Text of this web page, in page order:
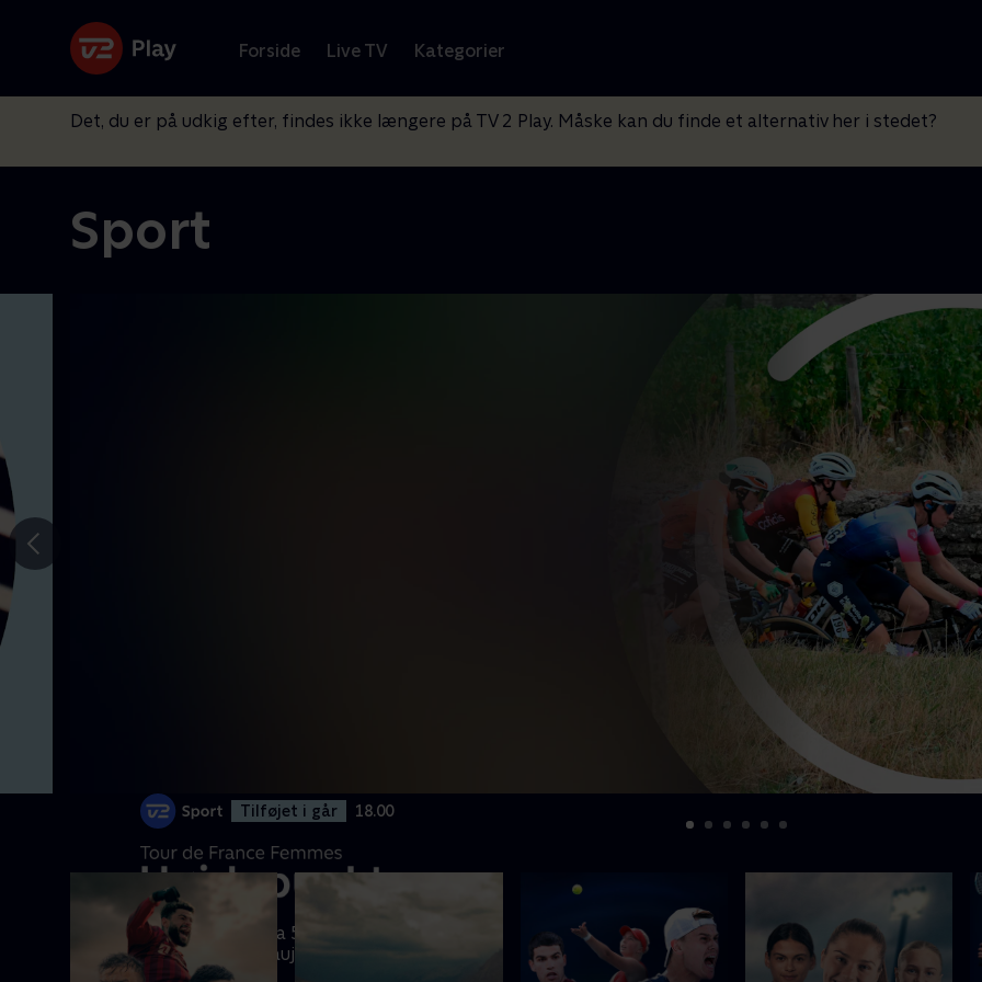
Forside Live TV Kategorier
Det, du er på udkig efter, findes ikke længere på TV 2 Play. Måske kan du finde et alternativ her i stedet?
Sport
Tilføjet i går 18.00
Se det bedste fra 5. etape til
Belleville-en-Beaujolais
Gå til